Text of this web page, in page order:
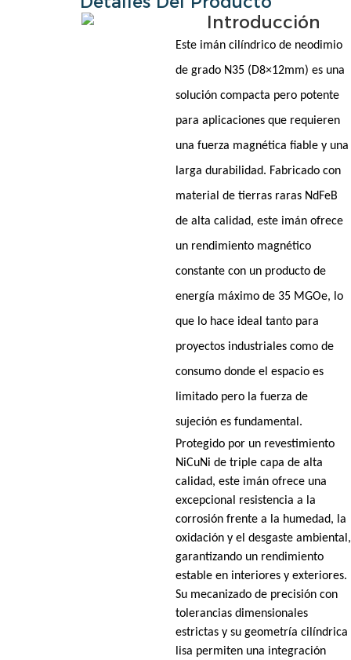
Introducción
Este imán cilíndrico de neodimio
de grado N35 (D8×12mm) es una
solución compacta pero potente
para aplicaciones que requieren
una fuerza magnética fiable y una
larga durabilidad. Fabricado con
material de tierras raras NdFeB
de alta calidad, este imán ofrece
un rendimiento magnético
constante con un producto de
energía máximo de 35 MGOe, lo
que lo hace ideal tanto para
proyectos industriales como de
consumo donde el espacio es
limitado pero la fuerza de
sujeción es fundamental.
Protegido por un revestimiento
NiCuNi de triple capa de alta
calidad, este imán ofrece una
excepcional resistencia a la
corrosión frente a la humedad, la
oxidación y el desgaste ambiental,
garantizando un rendimiento
estable en interiores y exteriores.
Su mecanizado de precisión con
tolerancias dimensionales
estrictas y su geometría cilíndrica
lisa permiten una integración